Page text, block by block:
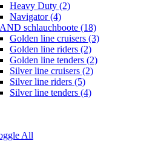
Heavy Duty (2)
Navigator (4)
schlauchboote (18)
Golden line cruisers (3)
Golden line riders (2)
Golden line tenders (2)
Silver line cruisers (2)
Silver line riders (5)
Silver line tenders (4)
All